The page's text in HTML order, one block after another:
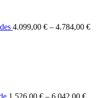
4.099,00 € – 4.784,00 €
1.526,00 € – 6.042,00 €